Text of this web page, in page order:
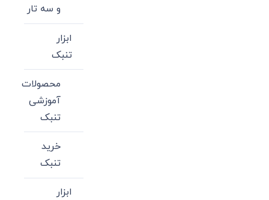
و سه تار
ابزار
تنبک
محصولات
آموزشی
تنبک
خرید
تنبک
ابزار